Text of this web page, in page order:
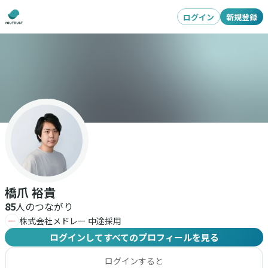
ログイン 新規登録
橋爪 裕貴
85人のつながり
株式会社メドレー 中途採用
ログインしてすべてのプロフィールを見る
ログインすると